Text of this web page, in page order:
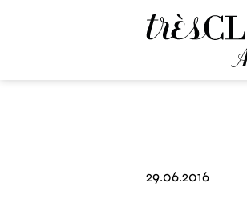
29.06.2016